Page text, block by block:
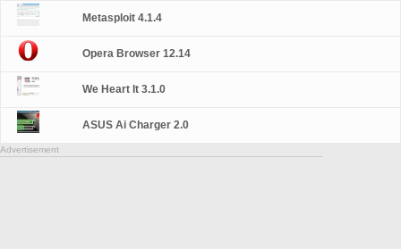
Metasploit 4.1.4
Opera Browser 12.14
We Heart It 3.1.0
ASUS Ai Charger 2.0
Advertisement